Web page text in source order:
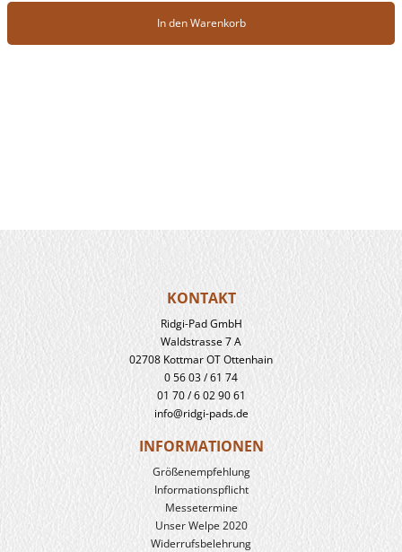
In den Warenkorb
KONTAKT
Ridgi-Pad GmbH
Waldstrasse 7 A
02708 Kottmar OT Ottenhain
0 56 03 / 61 74
01 70 / 6 02 90 61
info@ridgi-pads.de
INFORMATIONEN
Größenempfehlung
Informationspflicht
Messetermine
Unser Welpe 2020
Widerrufs­belehrung